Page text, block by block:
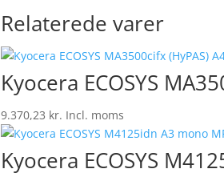
Relaterede varer
Kyocera ECOSYS
9.370,23 kr. Incl. moms
Kyocera ECOSYS